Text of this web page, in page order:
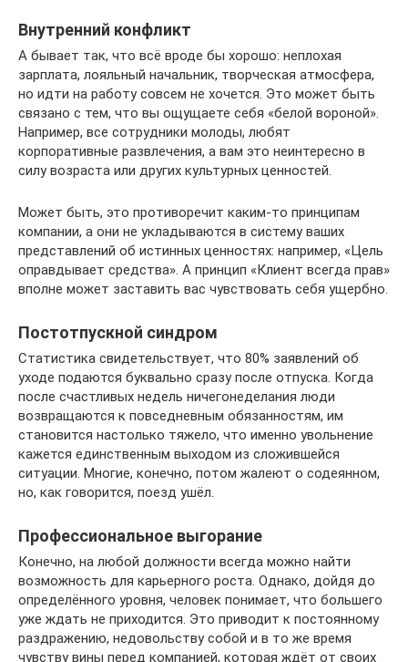
Внутренний конфликт
А бывает так, что всё вроде бы хорошо: неплохая
зарплата, лояльный начальник, творческая атмосфера,
но идти на работу совсем не хочется. Это может быть
связано с тем, что вы ощущаете себя «белой вороной».
Например, все сотрудники молоды, любят
корпоративные развлечения, а вам это неинтересно в
силу возраста или других культурных ценностей.
Может быть, это противоречит каким-то принципам
компании, а они не укладываются в систему ваших
представлений об истинных ценностях: например, «Цель
оправдывает средства». А принцип «Клиент всегда прав»
вполне может заставить вас чувствовать себя ущербно.
Постотпускной синдром
Статистика свидетельствует, что 80% заявлений об
уходе подаются буквально сразу после отпуска. Когда
после счастливых недель ничегонеделания люди
возвращаются к повседневным обязанностям, им
становится настолько тяжело, что именно увольнение
кажется единственным выходом из сложившейся
ситуации. Многие, конечно, потом жалеют о содеянном,
но, как говорится, поезд ушёл.
Профессиональное выгорание
Конечно, на любой должности всегда можно найти
возможность для карьерного роста. Однако, дойдя до
определённого уровня, человек понимает, что большего
уже ждать не приходится. Это приводит к постоянному
раздражению, недовольству собой и в то же время
чувству вины перед компанией, которая ждёт от своих